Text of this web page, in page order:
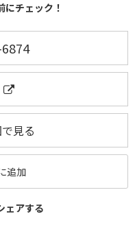
にチェック！
見る
追加
ェアする